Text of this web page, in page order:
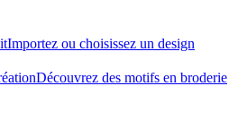
Importez ou choisissez un design
Découvrez des motifs en broderie